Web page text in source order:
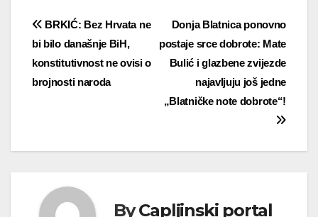
Navigacija
objava
Donja Blatnica ponovno
postaje srce dobrote: Mate
Bulić i glazbene zvijezde
najavljuju još jedne
„Blatničke note dobrote“!
BRKIĆ: Bez Hrvata ne
bi bilo današnje BiH,
konstitutivnost ne ovisi o
brojnosti naroda
ByCapljinski portal